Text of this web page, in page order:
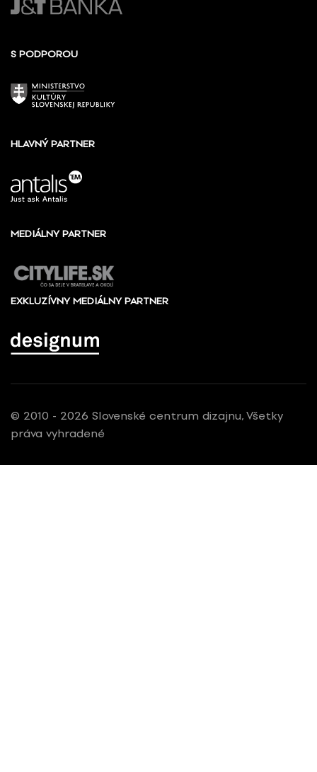
S PODPOROU
HLAVNÝ PARTNER
MEDIÁLNY PARTNER
EXKLUZÍVNY MEDIÁLNY PARTNER
© 2010 - 2026 Slovenské centrum dizajnu, Všetky
práva vyhradené